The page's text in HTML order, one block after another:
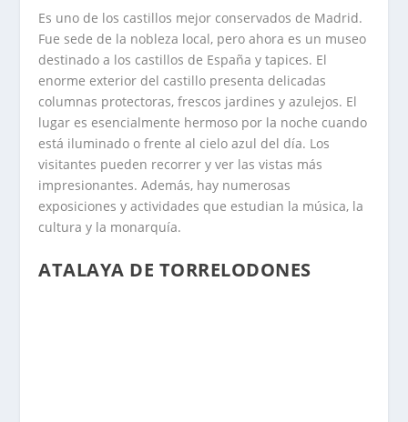
Es uno de los castillos mejor conservados de Madrid.
Fue sede de la nobleza local, pero ahora es un museo
destinado a los castillos de España y tapices. El
enorme exterior del castillo presenta delicadas
columnas protectoras, frescos jardines y azulejos. El
lugar es esencialmente hermoso por la noche cuando
está iluminado o frente al cielo azul del día. Los
visitantes pueden recorrer y ver las vistas más
impresionantes. Además, hay numerosas
exposiciones y actividades que estudian la música, la
cultura y la monarquía.
ATALAYA DE TORRELODONES